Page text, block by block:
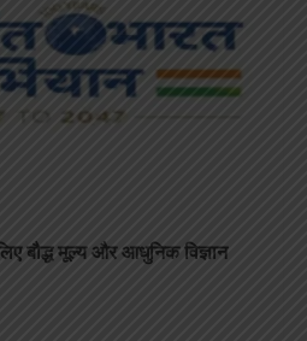
बौद्ध मूल्य और आधुनिक विज्ञान